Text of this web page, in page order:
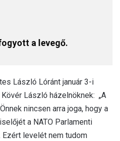
a levegő.
László Lóránt január 3-i
László házelnöknek: „A
nincsen arra joga, hogy a
a NATO Parlamenti
levelét nem tudom